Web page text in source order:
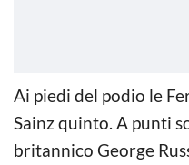
Ai piedi del podio le
Sainz quinto. A punti
britannico George